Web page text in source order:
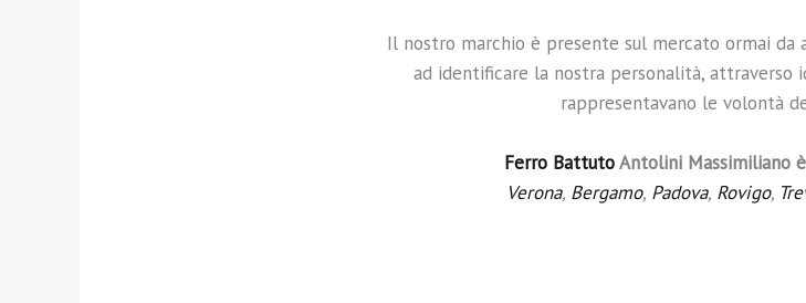
Il nostro marchio è presente sul mercato ormai da
ad identificare la nostra personalità, attraverso
rappresentavano le volontà
Ferro BattutoAntolini Massimiliano
Verona, Bergamo, Padova, Rovigo,